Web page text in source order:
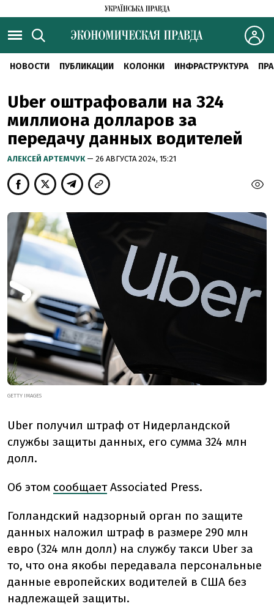
НОВОСТИ ПУБЛИКАЦИИ КОЛОНКИ ИНФРАСТРУКТУРА
Uber оштрафовали на 324
миллиона долларов за
передачу данных водителей
АЛЕКСЕЙ АРТЕМЧУК — 26 АВГУСТА 2024, 15:21
GETTY IMAGES
Uber получил штраф от Нидерландской
службы защиты данных, его сумма 324 млн
долл.
Об этом сообщаетAssociated Press.
Голландский надзорный орган по защите
данных наложил штраф в размере 290 млн
евро (324 млн долл) на службу такси Uber за
то, что она якобы передавала персональные
данные европейских водителей в США без
надлежащей защиты.